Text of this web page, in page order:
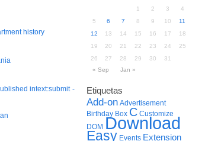
history
intext:submit -
1
2 3
4
5
6 7 8 9 10
11
12
13 14 15 16 17
18
19
20 21 22 23 24
25
26
27 28 29 30
31
« Sep
Jan »
Etiquetas
Add-on Advertisement
Birthday Box C Customize
DOM Download
Easy Events Extension